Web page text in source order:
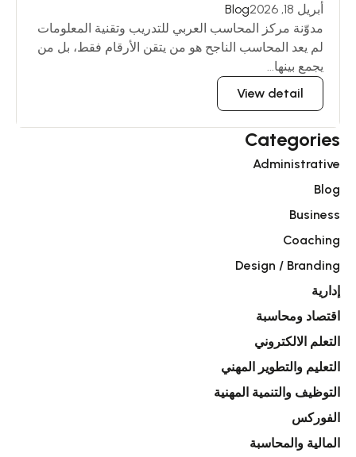
أبريل 18, 2026
Blog
مدوّنة مركز المحاسب العربي للتدريب وتقنية المعلومات
لم يعد المحاسب الناجح هو من يتقن الأرقام فقط، بل من
يجمع بينها...
View detail
Categories
Administrative
Blog
Business
Coaching
Design / Branding
إدارية
اقتصاد ومحاسبة
التعلم الالكتروني
التعليم والتطوير المهني
التوظيف والتنمية المهنية
الفوركس
المالية والمحاسبة